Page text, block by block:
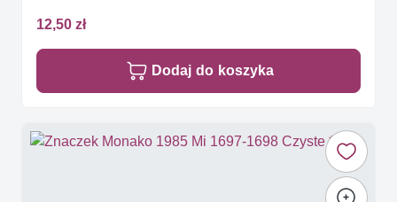
12,50 zł
Dodaj do koszyka